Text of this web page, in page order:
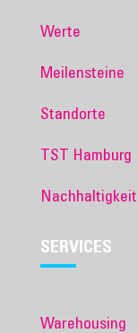
Werte
Meilensteine
Standorte
TST Hamburg
Nachhaltigkeit
SERVICES
Warehousing